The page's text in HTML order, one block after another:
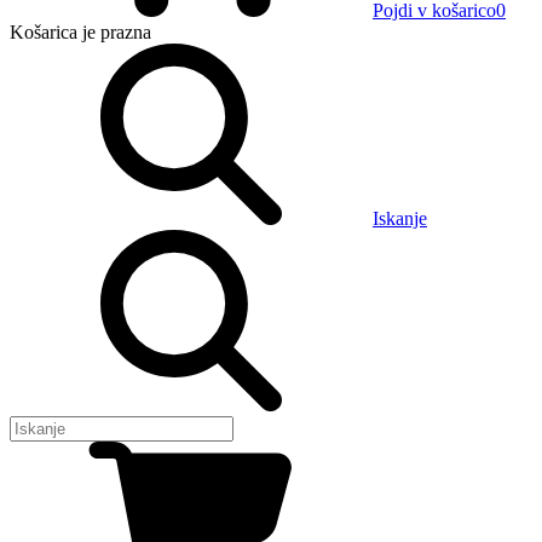
Pojdi v košarico0
Košarica je prazna
Iskanje